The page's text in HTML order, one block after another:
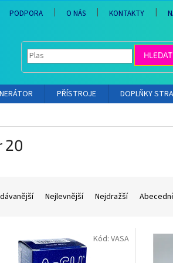
PODPORA O NÁS KONTAKTY
HLEDAT
PŘÍSTROJE DOPLŇKY
20
Nejlevnější Nejdražší
Kód: VASA